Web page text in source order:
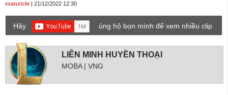
toanzicle | 21/12/2022 12:30
Hãy
ủng hộ bọn mình để xem nhiều clip
LIÊN MINH HUYỀN THOẠI
MOBA | VNG